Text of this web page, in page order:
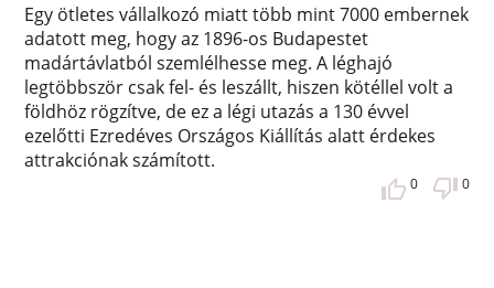
Egy ötletes vállalkozó miatt több mint 7000 embernek
adatott meg, hogy az 1896-os Budapestet
madártávlatból szemlélhesse meg. A léghajó
legtöbbször csak fel- és leszállt, hiszen kötéllel volt a
földhöz rögzítve, de ez a légi utazás a 130 évvel
ezelőtti Ezredéves Országos Kiállítás alatt érdekes
attrakciónak számított.
0 0